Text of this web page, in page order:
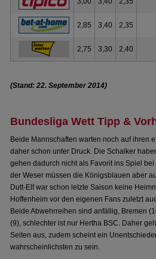
2,85 3,40 2,35
2,75 3,30 2,40
(Stand: 22. September 2014)
Bundesliga Wett Tipp &
Beide Mannschaften warten noch auf ihren
daher schon unter Druck. Die Schalker
gehen dadurch nicht als Favorit ins Spiel bei
der Weser müssen die Königsblauen aber
Dutt-Elf war schon letzte Saison keine
Hoffenheim vor den eigenen Fans zuletzt
Beide Abwehrreihen sind anfällig, Bremen
(9), schlechter ist nur Hertha BSC. Daher
Seiten aus, zudem scheint ein
wahrscheinlichsten zu sein.